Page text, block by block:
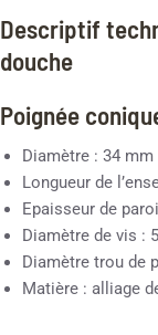
Descriptif
douche
Poignée
Diamètre : 34 mm
Longueur de
Epaisseur de
Diamètre de vis :
Diamètre trou de
Matière : alliage